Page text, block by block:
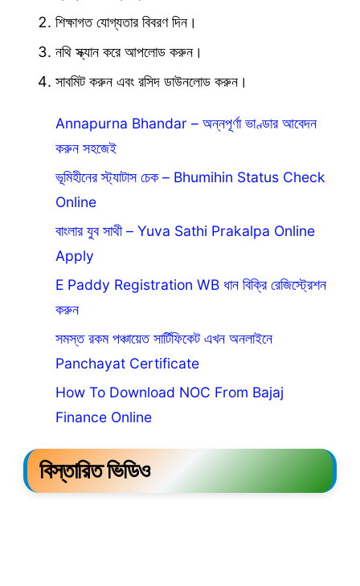
শিক্ষাগত যোগ্যতার বিবরণ দিন।
নথি স্ক্যান করে আপলোড করুন।
সাবমিট করুন এবং রসিদ ডাউনলোড করুন।
Annapurna Bhandar – অন্নপূর্ণা ভাণ্ডার আবেদন
করুন সহজেই
ভূমিহীনের স্ট্যাটাস চেক – Bhumihin Status Check
Online
বাংলার যুব সাথী – Yuva Sathi Prakalpa Online
Apply
E Paddy Registration WB ধান বিক্রি রেজিস্ট্রেশন
করুন
সমস্ত রকম পঞ্চায়েত সার্টিফিকেট এখন অনলাইনে
Panchayat Certificate
How To Download NOC From Bajaj
Finance Online
বিস্তারিত ভিডিও